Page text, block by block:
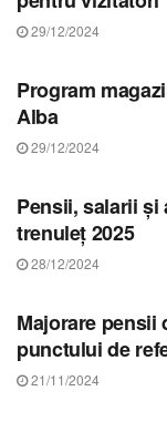
29/12/2024
Program
Alba
29/12/2024
Pensii, salarii și
trenuleț 2025
28/12/2024
Majorare pensii
punctului de
21/11/2024